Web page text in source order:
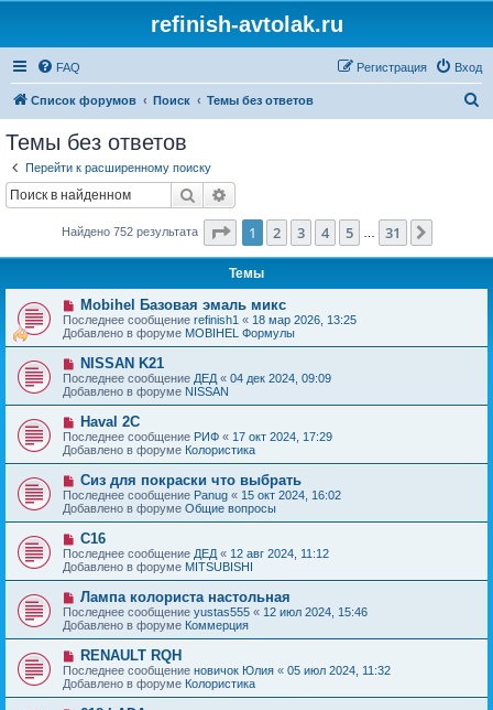
refinish-avtolak.ru
FAQ Вход
Регистрация
Список форумов Поиск Темы без ответов
Темы без ответов
Перейти к расширенному поиску
Поиск
Найдено 752 результата Страница из 31
1 2 3 4 5 31
Темы
Н
о
в
о
е
с
о
о
б
щ
е
н
и
е
Mobihel Базовая эмаль микс
Последнее сообщение refinish1 « 18 мар 2026, 13:25
Добавлено в форуме MOBIHEL Формулы
Н
о
в
о
е
с
о
о
б
щ
е
н
и
е
NISSAN K21
Последнее сообщение ДЕД « 04 дек 2024, 09:09
Добавлено в форуме NISSAN
Н
о
в
о
с
о
о
б
щ
е
н
и
е
Haval 2C
Последнее сообщение РИФ « 17 окт 2024, 17:29
Добавлено в форуме Колористика
Н
о
в
о
с
о
о
б
щ
е
н
и
е
Сиз для покраски что выбрать
Последнее сообщение Panug « 15 окт 2024, 16:02
Добавлено в форуме Общие вопросы
Н
о
в
о
с
о
о
б
щ
е
н
и
е
C16
Последнее сообщение ДЕД « 12 авг 2024, 11:12
Добавлено в форуме MITSUBISHI
Н
о
в
о
е
с
о
о
б
Лампа колориста настольная
Последнее сообщение yustas555 « 12 июл 2024, 15:46
Добавлено в форуме Коммерция
Н
о
в
о
RENAULT RQH
Последнее сообщение новичок Юлия « 05 июл 2024, 11:32
Добавлено в форуме Колористика